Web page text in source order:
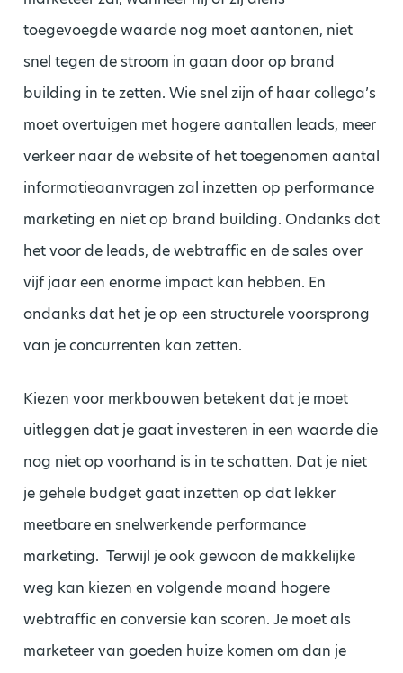
toegevoegde waarde nog moet aantonen, niet
snel tegen de stroom in gaan door op brand
building in te zetten. Wie snel zijn of haar collega’s
moet overtuigen met hogere aantallen leads, meer
verkeer naar de website of het toegenomen aantal
informatieaanvragen zal inzetten op performance
marketing en niet op brand building. Ondanks dat
het voor de leads, de webtraffic en de sales over
vijf jaar een enorme impact kan hebben. En
ondanks dat het je op een structurele voorsprong
van je concurrenten kan zetten.
Kiezen voor merkbouwen betekent dat je moet
uitleggen dat je gaat investeren in een waarde die
nog niet op voorhand is in te schatten. Dat je niet
je gehele budget gaat inzetten op dat lekker
meetbare en snelwerkende performance
marketing. Terwijl je ook gewoon de makkelijke
weg kan kiezen en volgende maand hogere
webtraffic en conversie kan scoren. Je moet als
marketeer van goeden huize komen om dan je